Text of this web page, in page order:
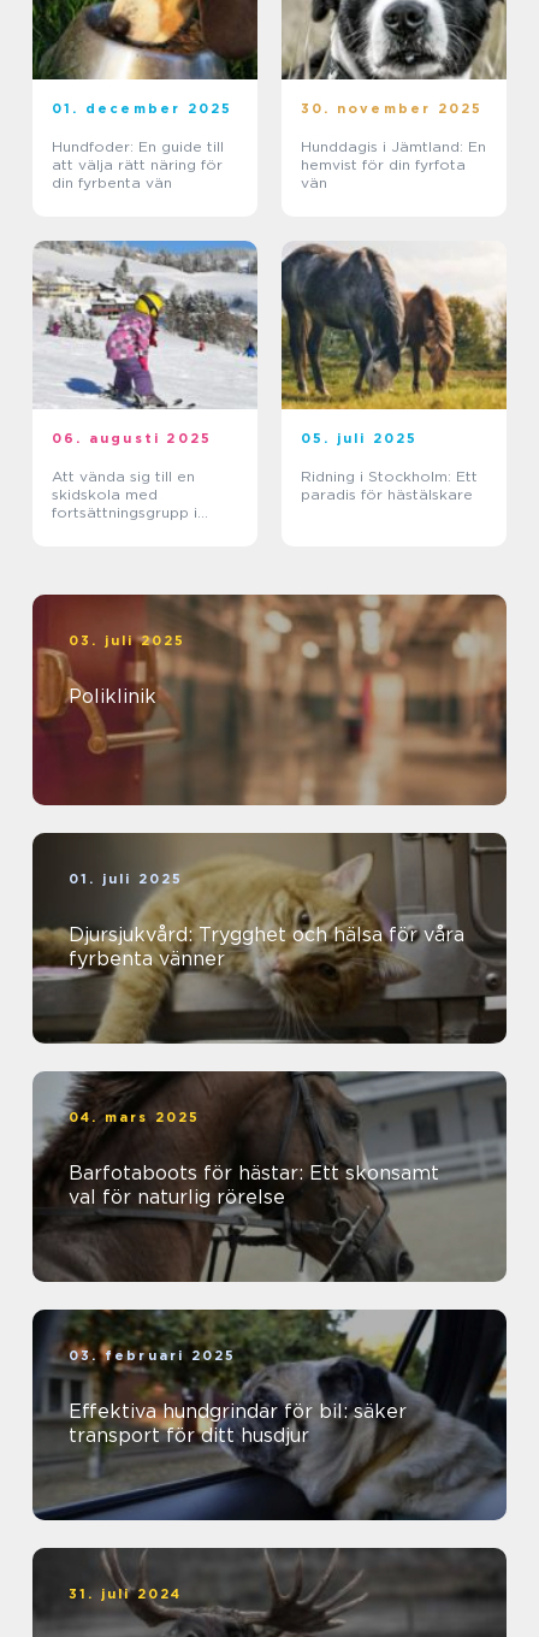
01. december 2025
Hundfoder: En guide till
att välja rätt näring för
din fyrbenta vän
30. november 2025
Hunddagis i Jämtland: En
hemvist för din fyrfota
vän
06. augusti 2025
Att vända sig till en
skidskola med
fortsättningsgrupp i
05. juli 2025
Ridning i Stockholm: Ett
paradis för hästälskare
03. juli 2025
Poliklinik
01. juli 2025
Djursjukvård: Trygghet och hälsa för våra
fyrbenta vänner
04. mars 2025
Barfotaboots för hästar: Ett skonsamt
val för naturlig rörelse
03. februari 2025
Effektiva hundgrindar för bil: säker
transport för ditt husdjur
31. juli 2024